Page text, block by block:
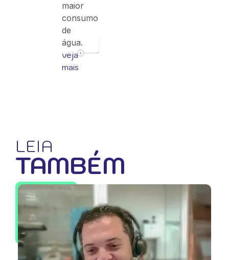
maior
consumo
de
água.
veja
mais
LEIA
TAMBÉM